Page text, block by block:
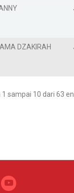
DZAKIRAH
sampai 10 dari 63